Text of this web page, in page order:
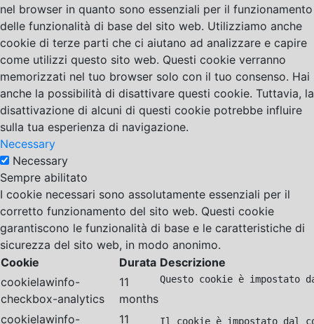
nel browser in quanto sono essenziali per il funzionamento
delle funzionalità di base del sito web. Utilizziamo anche
cookie di terze parti che ci aiutano ad analizzare e capire
come utilizzi questo sito web. Questi cookie verranno
memorizzati nel tuo browser solo con il tuo consenso. Hai
anche la possibilità di disattivare questi cookie. Tuttavia, la
disattivazione di alcuni di questi cookie potrebbe influire
sulla tua esperienza di navigazione.
Necessary
Necessary
Sempre abilitato
I cookie necessari sono assolutamente essenziali per il
corretto funzionamento del sito web. Questi cookie
garantiscono le funzionalità di base e le caratteristiche di
sicurezza del sito web, in modo anonimo.
Cookie
Durata Descrizione
cookielawinfo-
checkbox-analytics
11
months
Questo cookie è
cookielawinfo- 11 Il cookie è impostato dal